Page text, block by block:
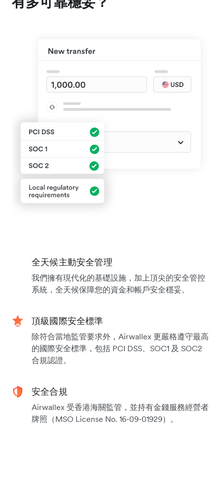
全天候主動安全管理
我們擁有現代化的基礎設施，加上頂尖的安全管控
系統，全天候保障您的資金和帳戶安全穩妥。
頂級國際安全標準
除符合當地監管要求外，Airwallex 更嚴格遵守最高
的國際安全標準，包括 PCI DSS、SOC1 及 SOC2
合規認證。
安全合規
Airwallex 受香港海關監管，並持有金錢服務經營者
牌照（MSO License No. 16-09-01929）。